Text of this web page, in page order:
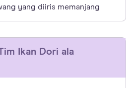
yang diiris memanjang
Ikan Dori ala